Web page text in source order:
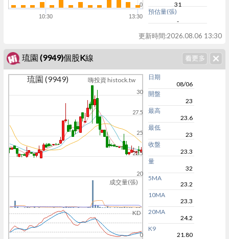
10:30 13:30
0
31
預估量(張)
-
更新時間:2026.08.06 13:30
琉園 (9949)個股K線
成交量(張)
KD
琉園 (9949) 嗨投資 histock.tw
20
22.5
25
27.5
30
0
日期
08/06
開盤
23
最高
23.6
最低
23
收盤
23.3
量
32
5MA
23.2
10MA
23.3
20MA
24.2
K9
21.80